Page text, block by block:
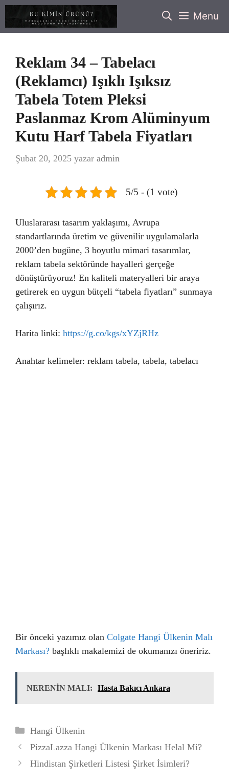
İçeriğe
Menu
Reklam 34 – Tabelacı
(Reklamcı) Işıklı Işıksız
Tabela Totem Pleksi
Paslanmaz Krom Alüminyum
Kutu Harf Tabela Fiyatları
Şubat 20, 2025 yazar admin
5/5 - (1 vote)
Uluslararası tasarım yaklaşımı, Avrupa
standartlarında üretim ve güvenilir uygulamalarla
2000’den bugüne, 3 boyutlu mimari tasarımlar,
reklam tabela sektöründe hayalleri gerçeğe
dönüştürüyoruz! En kaliteli materyalleri bir araya
getirerek en uygun bütçeli “tabela fiyatları” sunmaya
çalışırız.
Harita linki: https://g.co/kgs/xYZjRHz
Anahtar kelimeler: reklam tabela, tabela, tabelacı
Bir önceki yazımız olan Colgate Hangi Ülkenin Malı
Markası? başlıklı makalemizi de okumanızı öneririz.
NERENİN MALI: Hasta Bakıcı Ankara
Kategoriler
Hangi Ülkenin
PizzaLazza Hangi Ülkenin Markası Helal Mi?
Hindistan Şirketleri Listesi Şirket İsimleri?